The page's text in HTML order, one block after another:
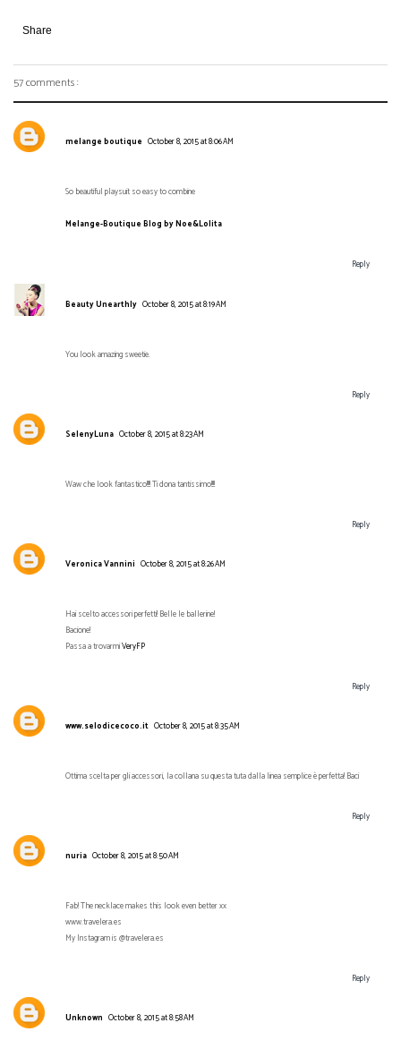
Share
57 comments :
melange boutique October 8, 2015 at 8:06 AM
So beautiful playsuit so easy to combine
Melange-Boutique Blog by Noe&Lolita
Reply
Beauty Unearthly October 8, 2015 at 8:19 AM
You look amazing sweetie.
Reply
SelenyLuna October 8, 2015 at 8:23 AM
Waw che look fantastico!!!! Ti dona tantissimo!!!!
Reply
Veronica Vannini October 8, 2015 at 8:26 AM
Hai scelto accessori perfetti! Belle le ballerine!
Bacione!
Passa a trovarmiVeryFP
Reply
www.selodicecoco.it October 8, 2015 at 8:35 AM
Ottima scelta per gli accessori, la collana su questa tuta dalla linea semplice è perfetta! Baci
Reply
nuria October 8, 2015 at 8:50 AM
Fab! The necklace makes this look even better xx
www.travelera.es
My Instagram is @travelera.es
Reply
Unknown October 8, 2015 at 8:58 AM